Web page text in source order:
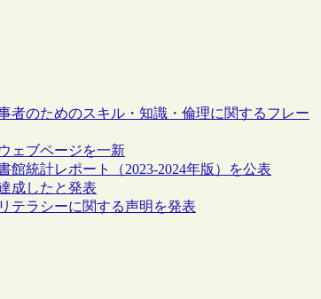
者のためのスキル・知識・倫理に関するフレー
ェブページを一新
統計レポート（2023-2024年版）を公表
成したと発表
テラシーに関する声明を発表